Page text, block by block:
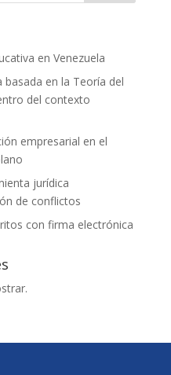
en Venezuela
en la Teoría del
del contexto
empresarial en el
jurídica
de conflictos
con firma electrónica